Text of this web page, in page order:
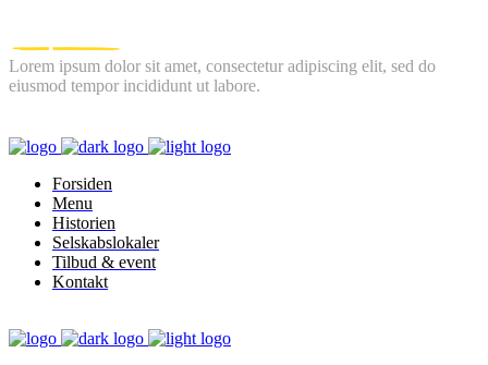
Lorem ipsum dolor sit amet, consectetur adipiscing elit, sed do
eiusmod tempor incididunt ut labore.
Forsiden
Menu
Historien
Selskabslokaler
Tilbud & event
Kontakt